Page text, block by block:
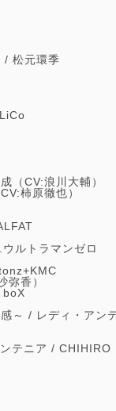
/ 松元環季
（CV:浪川大輔）
柿原徹也）
ルトラマンゼロ
弥香）
～ / レディ・アン
テニア / CHIHIRO